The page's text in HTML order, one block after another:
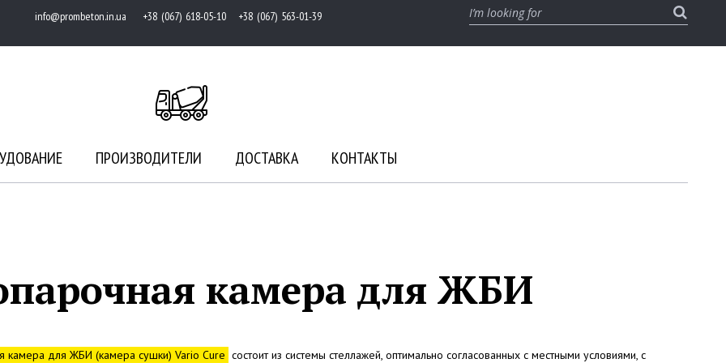
info@prombeton.in.ua +38 (067) 618-05-10 +38 (067) 563-01-39
ПРОИЗВОДИТЕЛИ ДОСТАВКА КОНТАКТЫ
камера для ЖБИ
камера для ЖБИ (камера сушки) Vario Cure состоит из системы стеллажей, оптимально согласованных с местными условиями, с